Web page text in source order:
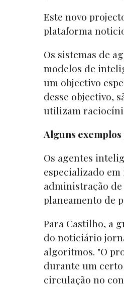
Este novo
plataforma
Os sistemas de
modelos de
um objectivo
desse objectivo,
utilizam
Alguns
Os agentes
especializado
administração
planeamento de
Para Castilho, a
do noticiário
algoritmos. "O
durante um
circulação no